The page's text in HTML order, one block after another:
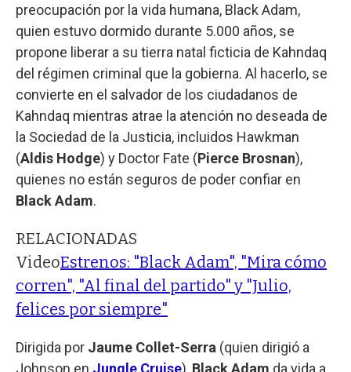
preocupación por la vida humana, Black Adam,
quien estuvo dormido durante 5.000 años, se
propone liberar a su tierra natal ficticia de Kahndaq
del régimen criminal que la gobierna. Al hacerlo, se
convierte en el salvador de los ciudadanos de
Kahndaq mientras atrae la atención no deseada de
la Sociedad de la Justicia, incluidos Hawkman
(Aldis Hodge) y Doctor Fate (Pierce Brosnan),
quienes no están seguros de poder confiar en
Black Adam.
RELACIONADAS
VideoEstrenos: "Black Adam", "Mira cómo
corren", "Al final del partido" y "Julio,
felices por siempre"
Dirigida por Jaume Collet-Serra (quien dirigió a
Johnson en Jungle Cruise), Black Adam da vida a